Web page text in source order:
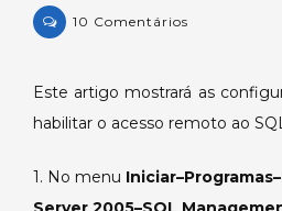
10 Comentários
o
Server
na
Este artigo mostrará as
habilitar o acesso remoto ao
1. No menu